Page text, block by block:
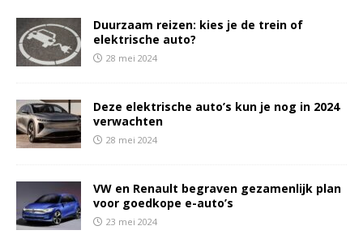
Duurzaam reizen: kies je de trein of
elektrische auto?
28 mei 2024
Deze elektrische auto’s kun je nog in 2024
verwachten
28 mei 2024
VW en Renault begraven gezamenlijk plan
voor goedkope e-auto’s
23 mei 2024